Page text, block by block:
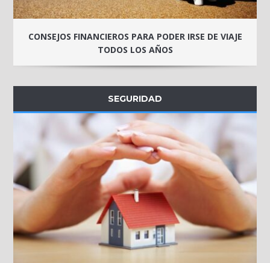
CONSEJOS FINANCIEROS PARA PODER IRSE DE VIAJE
TODOS LOS AÑOS
SEGURIDAD